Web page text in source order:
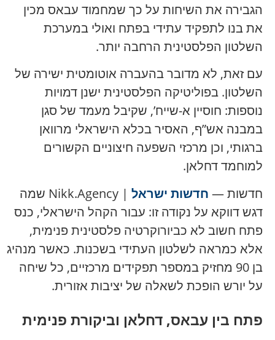
הגבירה את השיחות על כך שמחמוד עבאס מכין
את בנו לתפקיד עתידי בפתח ואולי במערכת
השלטון הפלסטינית הרחבה יותר.
עם זאת, לא מדובר בהעברה אוטומטית ישירה של
השלטון. בפוליטיקה הפלסטינית ישנן דמויות
נוספות: חוסיין א-שייח’, שקיבל מעמד של סגן
במבנה אש”ף, האסיר בכלא הישראלי מרוואן
ברגותי, וכן מרכזי השפעה חיצוניים הקשורים
למוחמד דחלאן.
חדשות — חדשות ישראל
| Nikk.Agency שמה
דגש דווקא על נקודה זו: עבור הקהל הישראלי, כנס
פתח חשוב לא כביורוקרטיה פלסטינית פנימית,
אלא כמראה לשלטון העתידי בשכנות. כאשר מנהיג
בן 90 מחזיק במספר תפקידים מרכזיים, כל שיחה
על יורש הופכת לשאלה של יציבות אזורית.
פתח בין עבאס, דחלאן וביקורת פנימית